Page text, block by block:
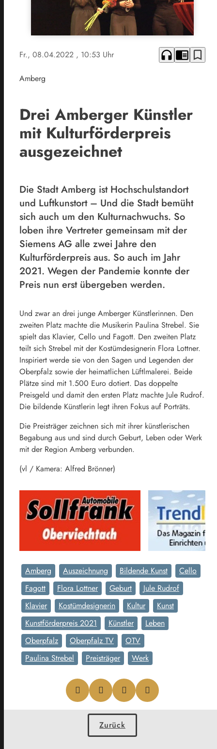
Fr., 08.04.2022 , 10:53 Uhr headphones chrome_reader_mode bookmark_border
Amberg
Drei Amberger Künstler
mit Kulturförderpreis
ausgezeichnet
Die Stadt Amberg ist Hochschulstandort
und Luftkunstort – Und die Stadt bemüht
sich auch um den Kulturnachwuchs. So
loben ihre Vertreter gemeinsam mit der
Siemens AG alle zwei Jahre den
Kulturförderpreis aus. So auch im Jahr
2021. Wegen der Pandemie konnte der
Preis nun erst übergeben werden.
Und zwar an drei junge Amberger Künstlerinnen. Den
zweiten Platz machte die Musikerin Paulina Strebel. Sie
spielt das Klavier, Cello und Fagott. Den zweiten Platz
teilt sich Strebel mit der Kostümdesignerin Flora Lottner.
Inspiriert werde sie von den Sagen und Legenden der
Oberpfalz sowie der heimatlichen Lüftlmalerei. Beide
Plätze sind mit 1.500 Euro dotiert. Das doppelte
Preisgeld und damit den ersten Platz machte Jule Rudrof.
Die bildende Künstlerin legt ihren Fokus auf Porträts.
Die Preisträger zeichnen sich mit ihrer künstlerischen
Begabung aus und sind durch Geburt, Leben oder Werk
mit der Region Amberg verbunden.
(vl / Kamera: Alfred Brönner)
Amberg Auszeichnung Bildende Kunst
Cello
Fagott
Flora Lottner Geburt
Jule Rudrof
Klavier
Kostümdesignerin Kultur
Kunst
Kunstförderpreis 2021
Künstler
Leben
Oberpfalz
Oberpfalz TV
OTV
Paulina Strebel
Preisträger Werk
Zurück